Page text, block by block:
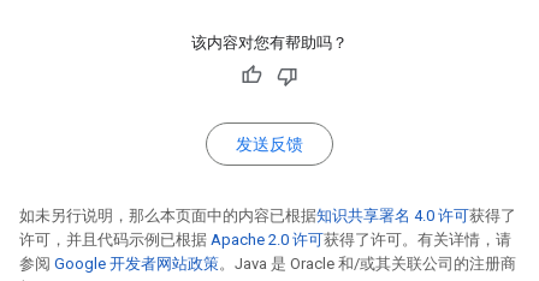
该内容对您有帮助吗？
发送反馈
如未另行说明，那么本页面中的内容已根据知识共享署名 4.0 许可获得了
许可，并且代码示例已根据 Apache 2.0 许可获得了许可。有关详情，请
参阅 Google 开发者网站政策。Java 是 Oracle 和/或其关联公司的注册商